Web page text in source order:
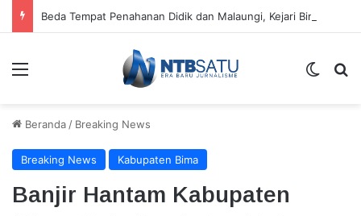
Menu
Beranda / Breaking News
Breaking News Kabupaten Bima
Banjir Hantam Kabupaten